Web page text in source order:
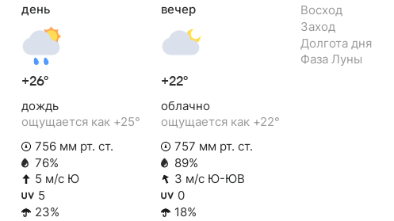
день
+26°
дождь
ощущается как +25°
756 мм рт. ст.
76%
5 м/с Ю
5
23%
вечер
+22°
облачно
ощущается как +22°
757 мм рт. ст.
89%
3 м/с Ю-ЮВ
0
18%
Восход
Заход
Долгота дня
Фаза Луны